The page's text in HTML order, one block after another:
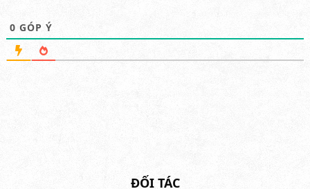
0 GÓP Ý
ĐỐI TÁC